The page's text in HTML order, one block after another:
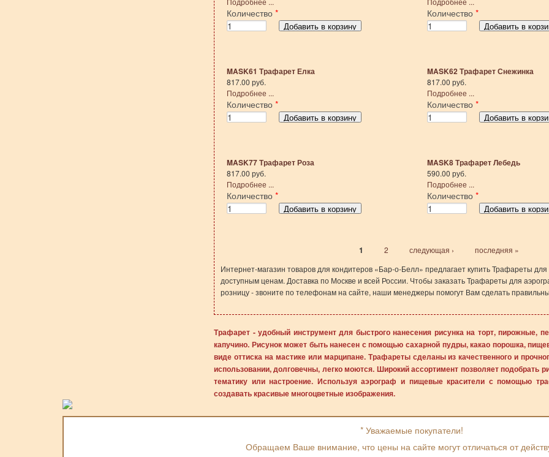
Количество * Количество *
MASK61 Трафарет Елка
817.00 руб.
Подробнее ...
Количество *
MASK62 Трафарет Снежинка
817.00 руб.
Подробнее ...
Количество *
MASK77 Трафарет Роза
817.00 руб.
Подробнее ...
Количество *
MASK8 Трафарет Лебедь
590.00 руб.
Подробнее ...
Количество *
1 2 следующая ›
последняя »
Интернет-магазин товаров для кондитеров «Бар-о-Белл» предлагает купить Трафареты
доступным ценам. Доставка по Москве и всей России. Чтобы заказать Трафареты для
розницу - звоните по телефонам на сайте, наши менеджеры помогут Вам сделать
Трафарет - удобный инструмент для быстрого нанесения рисунка на торт, пирожные,
капучино. Рисунок может быть нанесен с помощью сахарной пудры, какао порошка,
виде оттиска на мастике или марципане. Трафареты сделаны из качественного и
использовании, долговечны, легко моются. Широкий ассортимент позволяет подобрать
тематику или настроение. Используя аэрограф и пищевые красители с помощью
создавать красивые многоцветные изображения.
* Уважаемые покупатели!
Обращаем Ваше внимание, что цены на сайте могут отличаться от